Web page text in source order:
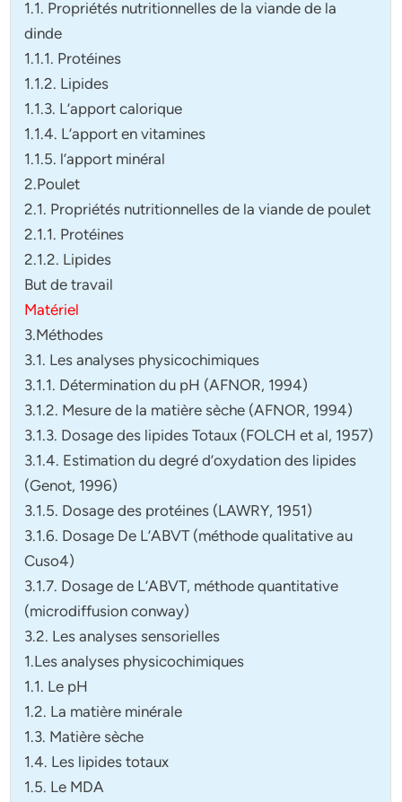
1.1. Propriétés nutritionnelles de la viande de la
dinde
1.1.1. Protéines
1.1.2. Lipides
1.1.3. L’apport calorique
1.1.4. L’apport en vitamines
1.1.5. l’apport minéral
2.Poulet
2.1. Propriétés nutritionnelles de la viande de poulet
2.1.1. Protéines
2.1.2. Lipides
But de travail
Matériel
3.Méthodes
3.1. Les analyses physicochimiques
3.1.1. Détermination du pH (AFNOR, 1994)
3.1.2. Mesure de la matière sèche (AFNOR, 1994)
3.1.3. Dosage des lipides Totaux (FOLCH et al, 1957)
3.1.4. Estimation du degré d’oxydation des lipides
(Genot, 1996)
3.1.5. Dosage des protéines (LAWRY, 1951)
3.1.6. Dosage De L’ABVT (méthode qualitative au
Cuso4)
3.1.7. Dosage de L’ABVT, méthode quantitative
(microdiffusion conway)
3.2. Les analyses sensorielles
1.Les analyses physicochimiques
1.1. Le pH
1.2. La matière minérale
1.3. Matière sèche
1.4. Les lipides totaux
1.5. Le MDA